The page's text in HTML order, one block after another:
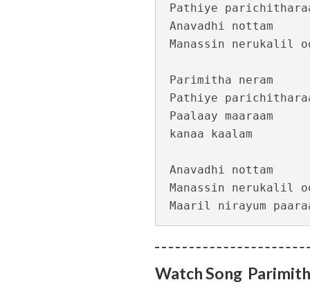
Mohikkum
Pathiye
Anavadhi nottam
Manassin nerukalil
Parimitha neram
Pathiye
Paalaay maaraam
kanaa kaalam
Anavadhi nottam
Manassin nerukalil
Watch Song